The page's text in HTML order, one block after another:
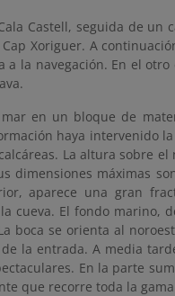
Castell, seguida de un
Xoriguer. A
la navegación. En el
en un bloque de
haya intervenido
La altura sobre
dimensiones máximas
aparece una gran
cueva. El fondo marino,
boca se orienta al
la entrada. A media
En la parte
que recorre toda la